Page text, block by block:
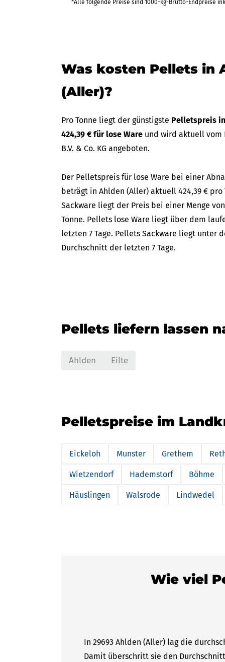
*Alle folgende Preise sind 1000-kg-Brutto-Endpreise
Was kosten Pellets in
(Aller)?
Pro Tonne liegt der günstigste Pelletspreis
424,39 € für lose Ware und wird aktuell vom
B.V. & Co. KG angeboten.
Der Pelletspreis für lose Ware bei einer
beträgt in Ahlden (Aller) aktuell 424,39 € pro
Sackware liegt der Preis bei einer Menge
Tonne. Pellets lose Ware liegt über dem
letzten 7 Tage. Pellets Sackware liegt unter
Durchschnitt der letzten 7 Tage.
Pellets liefern lassen
Ahlden Eilte
Pelletspreise im
Eickeloh Munster Grethem
Wietzendorf Hademstorf Böhme
Häuslingen Walsrode Lindwedel
Wie viel
In 29693 Ahlden (Aller) lag die
Damit überschritt sie den Durchschnitt